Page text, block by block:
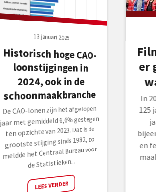
13 januari 2025
Historisch hoge CAO-
loonstijgingen in
2024, ook in de
schoonmaakbranche
De CAO-lonen zijn het afgelopen
jaar met gemiddeld 6,6% gestegen
ten opzichte van 2023. Dat is de
grootste stijging sinds 1982, zo
meldde het Centraal Bureau voor
de Statistieken...
LEES VERDER
er
In
125
en